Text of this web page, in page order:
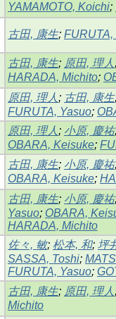
YAMAMOTO, Koichi;
古田, 康生; FURUTA,
古田, 康生; 原田, 理人
HARADA, Michito;
原田, 理人 ; 古田, 康生
FURUTA, Yasuo;
原田, 理人 ; 小原, 慶祐
OBARA, Keisuke;
古田, 康生; 小原, 慶祐
OBARA, Keisuke;
古田, 康生; 小原, 慶祐
Yasuo; OBARA,
HARADA, Michito
佐々, 敏; 松本, 和; 坪
SASSA, Toshi;
FURUTA, Yasuo;
古田, 康生; 原田, 理人
Michito